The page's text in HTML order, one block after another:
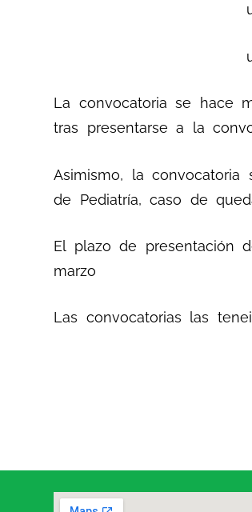
una en la
una en la ZBS
La convocatoria se hace
tras presentarse a la
Asimismo, la
de Pediatría, caso de
El plazo de presentación
marzo
Las convocatorias las